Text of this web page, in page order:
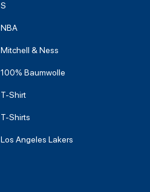
S
NBA
Mitchell & Ness
100% Baumwolle
T-Shirt
T-Shirts
Los Angeles Lakers